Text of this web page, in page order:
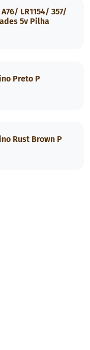
LR1154/ 357/
5v Pilha
Preto P
Rust Brown P